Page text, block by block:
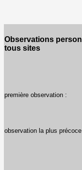
Observations
tous sites
première observation :
observation la plus